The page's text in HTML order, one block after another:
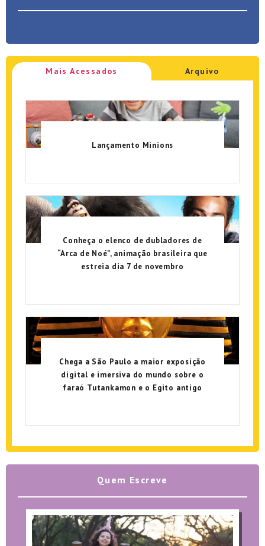
Mais Acessados Arquivo
Lançamento Minions
Conheça o elenco de dubladores de
“Arca de Noé”, animação brasileira que
estreia dia 7 de novembro
Chega a São Paulo a maior exposição
digital e imersiva do mundo sobre o
faraó Tutankamon e o Egito antigo
Quem Escreve